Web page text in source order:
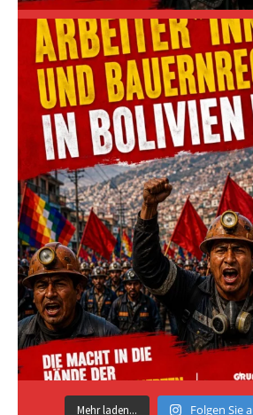
Mehr laden... Folgen Sie